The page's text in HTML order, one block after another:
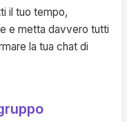
il tuo tempo,
e metta davvero tutti
la tua chat di